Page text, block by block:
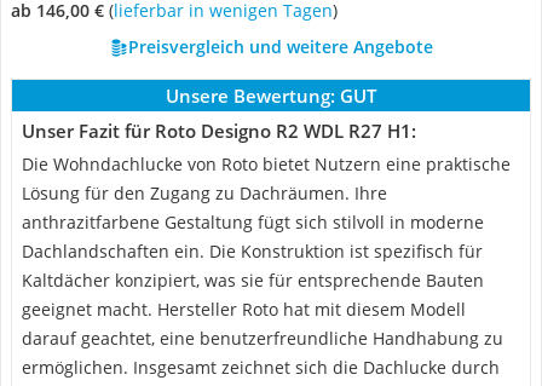
ab 146,00 € ( Lieferbar in wenigen Tagen)
Preisvergleich und weitere Angebote
Unsere Bewertung: GUT
Unser Fazit für Roto Designo R2 WDL R27 H1:
Die Wohndachlucke von Roto bietet Nutzern eine praktische
Lösung für den Zugang zu Dachräumen. Ihre
anthrazitfarbene Gestaltung fügt sich stilvoll in moderne
Dachlandschaften ein. Die Konstruktion ist spezifisch für
Kaltdächer konzipiert, was sie für entsprechende Bauten
geeignet macht. Hersteller Roto hat mit diesem Modell
darauf geachtet, eine benutzerfreundliche Handhabung zu
ermöglichen. Insgesamt zeichnet sich die Dachlucke durch